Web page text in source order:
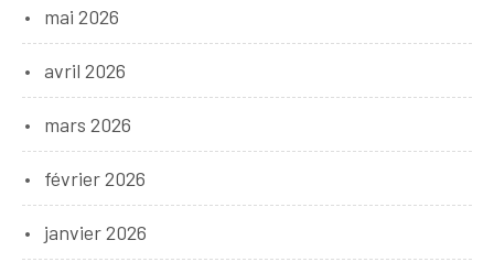
mai 2026
avril 2026
mars 2026
février 2026
janvier 2026